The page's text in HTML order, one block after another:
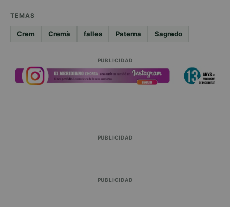
TEMAS
Crem Cremà falles Paterna Sagredo
PUBLICIDAD
PUBLICIDAD
PUBLICIDAD